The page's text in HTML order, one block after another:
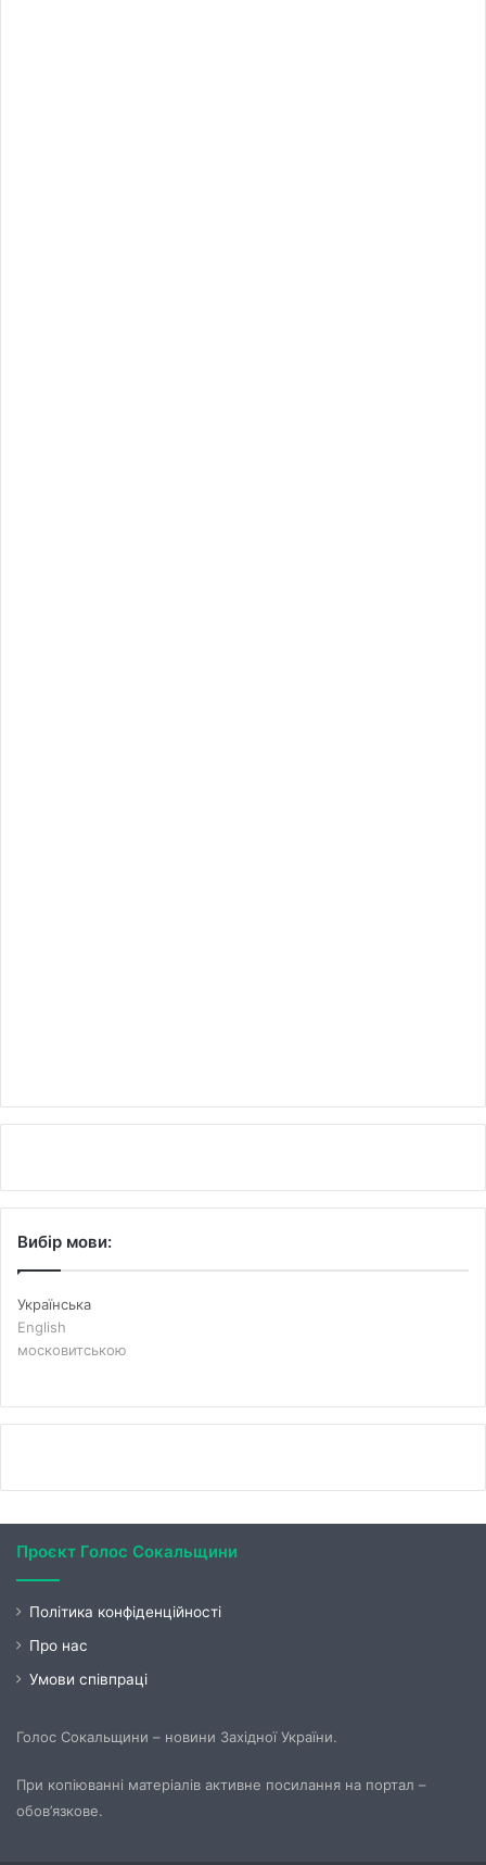
Вибір мови:
Українська
English
московитською
Проєкт Голос Сокальщини
Політика конфіденційності
Про нас
Умови співпраці
Голос Сокальщини – новини Західної України.
При копіюванні матеріалів активне посилання на портал –
обов’язкове.